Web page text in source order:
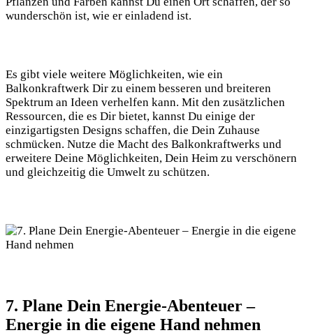
wunderschön ist, wie er einladend ist.
Es gibt viele‍ weitere Möglichkeiten, wie ‍ein
Balkonkraftwerk Dir ⁣zu⁢ einem besseren und⁤ breiteren
Spektrum an ‌Ideen verhelfen kann. Mit den zusätzlichen
Ressourcen, die es Dir bietet, kannst⁢ Du einige der⁢
einzigartigsten Designs schaffen, die Dein Zuhause
schmücken. Nutze die Macht des Balkonkraftwerks und⁤
erweitere Deine Möglichkeiten, Dein Heim⁣ zu verschönern
und gleichzeitig die Umwelt zu schützen.
7. Plane Dein Energie-Abenteuer –
Energie in die eigene Hand nehmen